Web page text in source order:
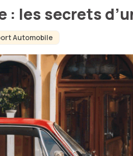
Automobile
: les secrets